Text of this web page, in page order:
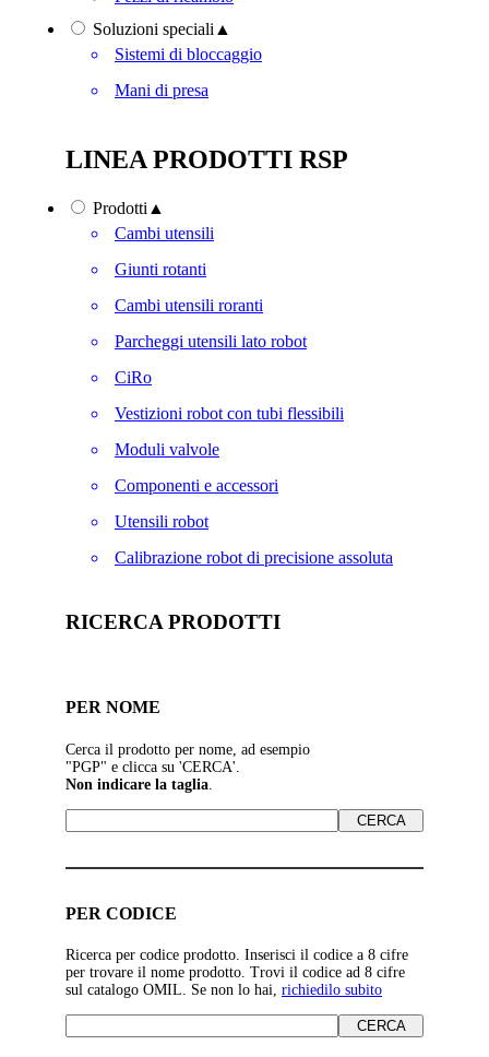
Soluzioni speciali ▲
Sistemi di bloccaggio
Mani di presa
LINEA PRODOTTI RSP
Prodotti ▲
Cambi utensili
Giunti rotanti
Cambi utensili roranti
Parcheggi utensili lato robot
CiRo
Vestizioni robot con tubi flessibili
Moduli valvole
Componenti e accessori
Utensili robot
Calibrazione robot di precisione assoluta
RICERCA PRODOTTI
PER NOME
Cerca il prodotto per nome, ad esempio
"PGP" e clicca su 'CERCA'.
Non indicare la taglia
PER CODICE
Ricerca per codice prodotto. Inserisci il codice a 8 cifre
per trovare il nome prodotto. Trovi il codice ad 8 cifre
sul catalogo OMIL. Se non lo hai, richiedilo subito